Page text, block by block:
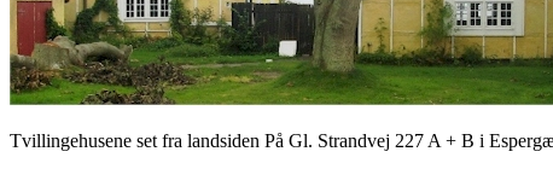
Tvillingehusene set fra landsiden På Gl. Strandvej 227 A + B i